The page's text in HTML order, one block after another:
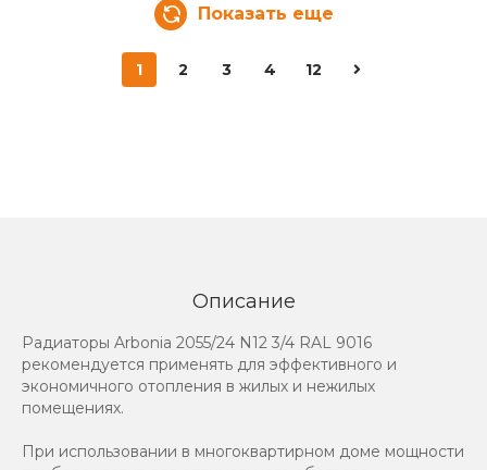
Показать еще
1 2 3 4 12
Описание
Радиаторы Arbonia 2055/24 N12 3/4 RAL 9016
рекомендуется применять для эффективного и
экономичного отопления в жилых и нежилых
помещениях.
При использовании в многоквартирном доме мощности